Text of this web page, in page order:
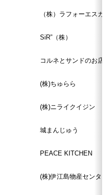
（株）ラフォーエスカ
SiR”（株）
コルネとサンドのお店
(株)ちゅらら
(株)ニライクイジン
城まんじゅう
PEACE KITCHEN
(株)伊江島物産センター